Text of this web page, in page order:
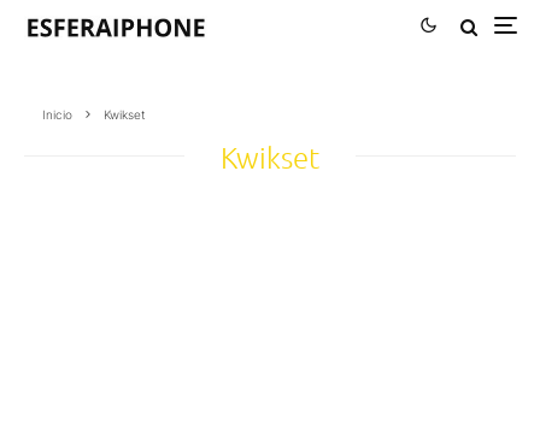
Inicio Kwikset
Kwikset